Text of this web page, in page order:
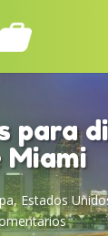
para
Miami
,Estados